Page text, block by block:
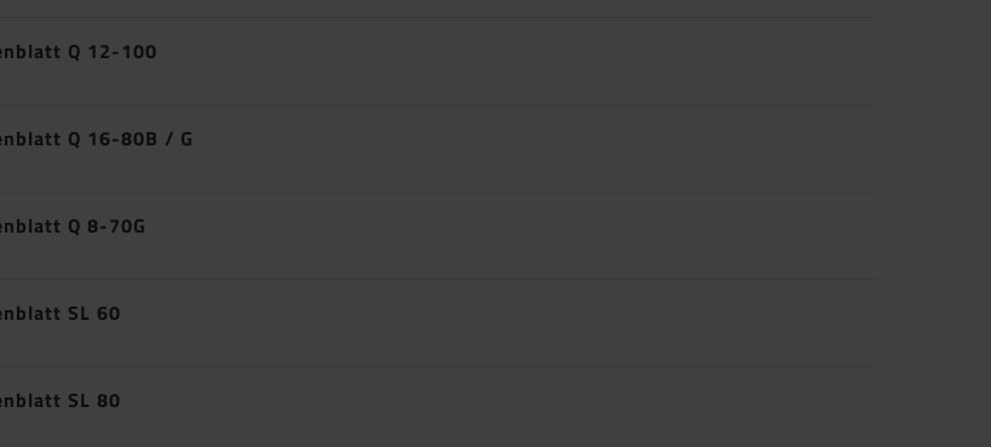
Q 12-100
Q 16-80B / G
Q 8-70G
SL 60
SL 80